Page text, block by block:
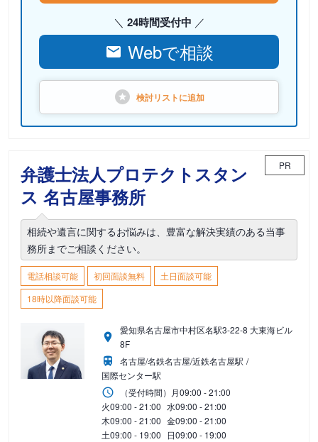
24時間受付中
Webで相談
検討リストに追加
弁護士法人プロテクトスタン
ス 名古屋事務所
PR
相続や遺言に関するお悩みは、豊富な解決実績のある当事
務所までご相談ください。
電話相談可能 初回面談無料
土日面談可能
18時以降面談可能
愛知県名古屋市中村区名駅3-22-8 大東海ビル
8F
名古屋/名鉄名古屋/近鉄名古屋駅
国際センター駅
（受付時間） 月09:00 - 21:00
火09:00 - 21:00 水09:00 - 21:00
木09:00 - 21:00 金09:00 - 21:00
土09:00 - 19:00 日09:00 - 19:00